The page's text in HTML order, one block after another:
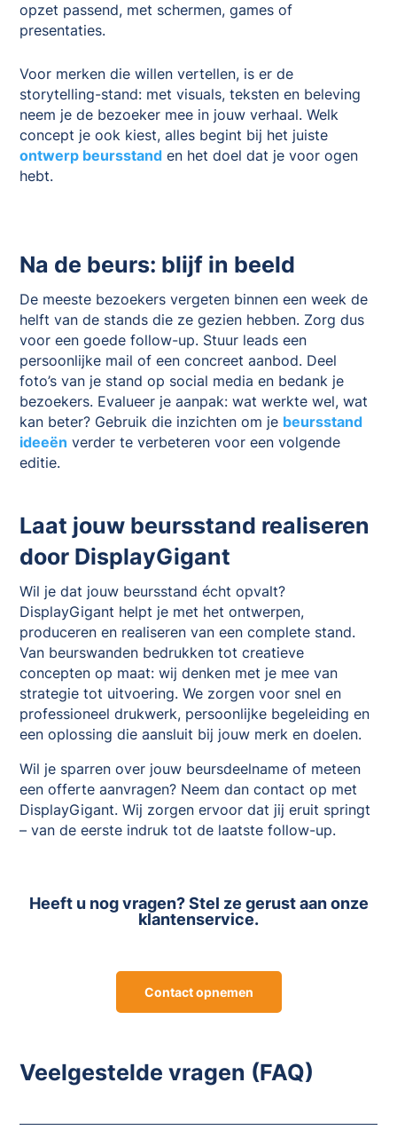
opzet passend, met schermen, games of
presentaties.
Voor merken die willen vertellen, is er de
storytelling-stand: met visuals, teksten en beleving
neem je de bezoeker mee in jouw verhaal. Welk
concept je ook kiest, alles begint bij het juiste
ontwerp beursstand en het doel dat je voor ogen
hebt.
Na de beurs: blijf in beeld
De meeste bezoekers vergeten binnen een week de
helft van de stands die ze gezien hebben. Zorg dus
voor een goede follow-up. Stuur leads een
persoonlijke mail of een concreet aanbod. Deel
foto’s van je stand op social media en bedank je
bezoekers. Evalueer je aanpak: wat werkte wel, wat
kan beter? Gebruik die inzichten om je beursstand
ideeën verder te verbeteren voor een volgende
editie.
Laat jouw beursstand realiseren
door DisplayGigant
Wil je dat jouw beursstand écht opvalt?
DisplayGigant helpt je met het ontwerpen,
produceren en realiseren van een complete stand.
Van beurswanden bedrukken tot creatieve
concepten op maat: wij denken met je mee van
strategie tot uitvoering. We zorgen voor snel en
professioneel drukwerk, persoonlijke begeleiding en
een oplossing die aansluit bij jouw merk en doelen.
Wil je sparren over jouw beursdeelname of meteen
een offerte aanvragen? Neem dan contact op met
DisplayGigant. Wij zorgen ervoor dat jij eruit springt
– van de eerste indruk tot de laatste follow-up.
Heeft u nog vragen? Stel ze gerust aan onze
klantenservice.
Contact opnemen
Veelgestelde vragen (FAQ)